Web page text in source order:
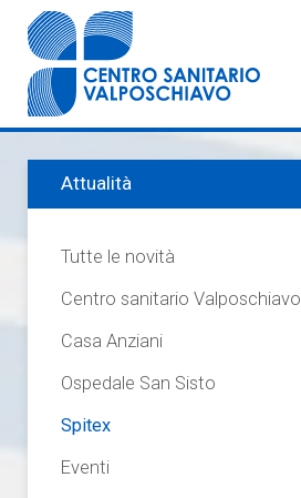
Attualità
Tutte le novità
Centro sanitario Valposchiavo
Casa Anziani
Ospedale San Sisto
Spitex
Eventi